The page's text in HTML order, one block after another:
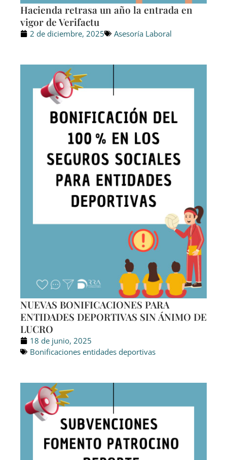
Hacienda retrasa un año la entrada en
vigor de Verifactu
2 de diciembre, 2025 Asesoría Laboral
NUEVAS BONIFICACIONES PARA
ENTIDADES DEPORTIVAS SIN ÁNIMO DE
LUCRO
18 de junio, 2025
Bonificaciones entidades deportivas